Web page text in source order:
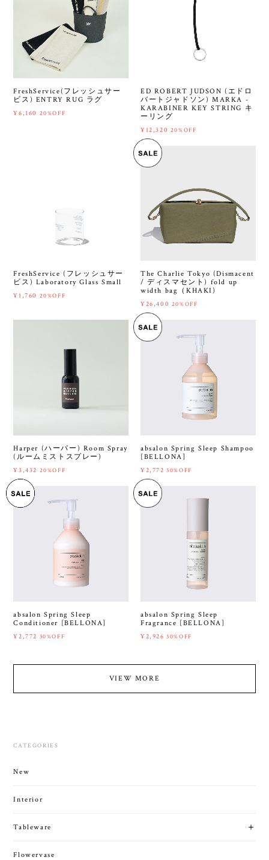
FreshService(フレッシュサー
ビス) ENTRY RUG ラグ
¥6,160 20%OFF
ED ROBERT JUDSON (エドロ
バートジャドソン) MARKA -
KARABINER KEY STRING キ
ーリング
¥12,320 20%OFF
FreshService (フレッシュサー
ビス) Laboratory Glass Small
¥1,760 20%OFF
The Charlie Tokyo (Dismacent
/ ディスマセント) fold up
width bag（KHAKI)
¥26,400 20%OFF
Harper (ハーパー) Room Spray
(ルームミストスプレー)
¥3,432 20%OFF
absalon Spring Sleep Shampoo
[BELLONA]
¥2,772 30%OFF
absalon Spring Sleep
Conditioner [BELLONA]
¥2,772 30%OFF
absalon Spring Sleep
Fragrance [BELLONA]
¥2,926 30%OFF
VIEW MORE
CATEGORIES
New
Interior
Tableware
Flowervase